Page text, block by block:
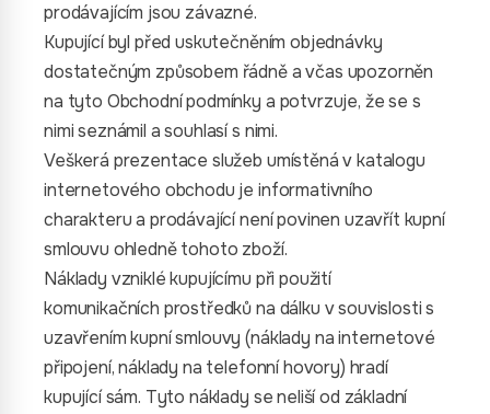
prodávajícím jsou závazné.
Kupující byl před uskutečněním objednávky
dostatečným způsobem řádně a včas upozorněn
na tyto Obchodní podmínky a potvrzuje, že se s
nimi seznámil a souhlasí s nimi.
Veškerá prezentace služeb umístěná v katalogu
internetového obchodu je informativního
charakteru a prodávající není povinen uzavřít kupní
smlouvu ohledně tohoto zboží.
Náklady vzniklé kupujícímu při použití
komunikačních prostředků na dálku v souvislosti s
uzavřením kupní smlouvy (náklady na internetové
připojení, náklady na telefonní hovory) hradí
kupující sám. Tyto náklady se neliší od základní